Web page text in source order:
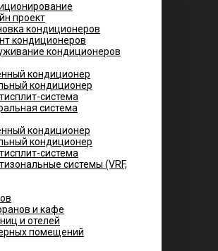
проект
кондиционеров
кондиционеров
кондиционеров
кондиционер
кондиционер
система
система
кондиционер
кондиционер
система
системы (VRF,
и кафе
и отелей
помещений